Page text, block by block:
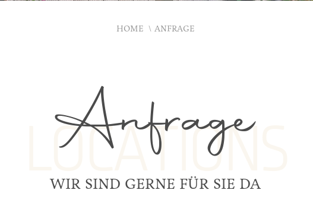
HOME ANFRAGE
Anfrage
WIR SIND GERNE FÜR SIE DA
LOCATIONS